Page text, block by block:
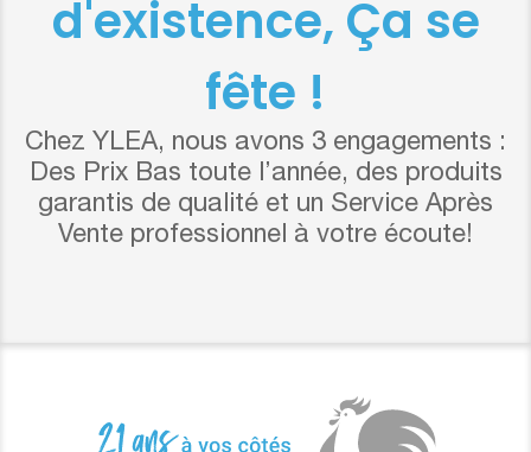
d'existence, Ça se
fête !
Chez YLEA, nous avons 3 engagements :
Des Prix Bas toute l’année, des produits
garantis de qualité et un Service Après
Vente professionnel à votre écoute!